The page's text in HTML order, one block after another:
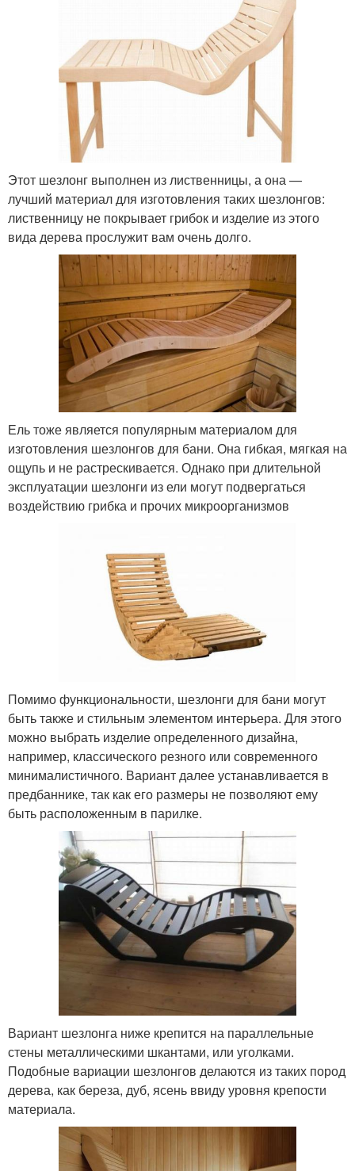
Этот шезлонг выполнен из лиственницы, а она —
лучший материал для изготовления таких шезлонгов:
лиственницу не покрывает грибок и изделие из этого
вида дерева прослужит вам очень долго.
Ель тоже является популярным материалом для
изготовления шезлонгов для бани. Она гибкая, мягкая на
ощупь и не растрескивается. Однако при длительной
эксплуатации шезлонги из ели могут подвергаться
воздействию грибка и прочих микроорганизмов
Помимо функциональности, шезлонги для бани могут
быть также и стильным элементом интерьера. Для этого
можно выбрать изделие определенного дизайна,
например, классического резного или современного
минималистичного. Вариант далее устанавливается в
предбаннике, так как его размеры не позволяют ему
быть расположенным в парилке.
Вариант шезлонга ниже крепится на параллельные
стены металлическими шкантами, или уголками.
Подобные вариации шезлонгов делаются из таких пород
дерева, как береза, дуб, ясень ввиду уровня крепости
материала.